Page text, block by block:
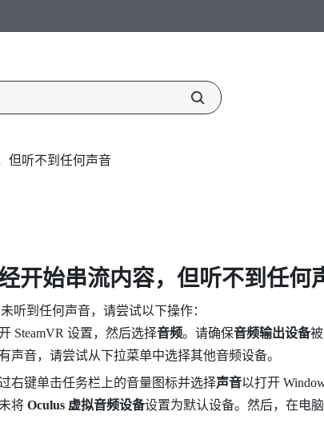
但听不到任何声音
开始串流内容，但听不到任何
听到任何声音，请尝试以下操作：
SteamVR 设置，然后选择音频。请确保音频输出设备
声音，请尝试从下拉菜单中选择其他音频设备。
右键单击任务栏上的音量图标并选择声音以打开
将 Oculus 虚拟音频设备设置为默认设备。然后，在电